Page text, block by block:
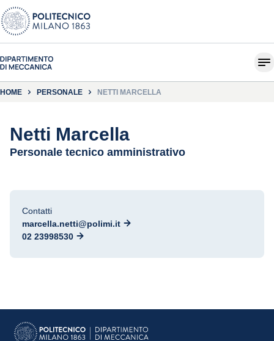
HOME PERSONALE NETTI MARCELLA
Netti Marcella
Personale tecnico amministrativo
Contatti
marcella.netti@polimi.it
02 23998530